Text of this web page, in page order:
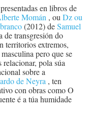
en libros de
Momán , ou Dz ou
(2012) deSamuel
de transgresión do
territorios extremos,
pero que se
pola súa
sobre a
de Neyra , ten
con obras como O
é a túa humidade